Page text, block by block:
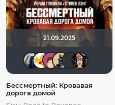
21.09.2025
umka27
Бессмертный: Кровавая
дорога домой